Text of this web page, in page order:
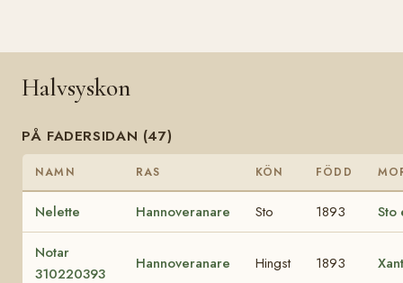
Halvsyskon
PÅ FADERSIDAN (47)
NAMN RAS KÖN FÖDD
Nelette Hannoveranare Sto 1893 Sto
Notar
310220393
Hannoveranare Hingst 1893